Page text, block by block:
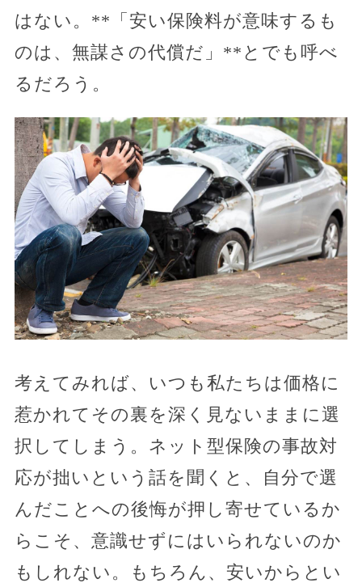
はない。**「安い保険料が意味するも
のは、無謀さの代償だ」**とでも呼べ
るだろう。
考えてみれば、いつも私たちは価格に
惹かれてその裏を深く見ないままに選
択してしまう。ネット型保険の事故対
応が拙いという話を聞くと、自分で選
んだことへの後悔が押し寄せているか
らこそ、意識せずにはいられないのか
もしれない。もちろん、安いからとい